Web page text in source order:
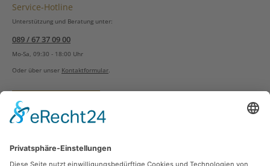
Service-Hotline
Unterstützung und Beratung unter:
089 / 67 37 09 00
Mo-Sa, 09:30 - 18:00 Uhr
Oder über unser Kontaktformular.
Vertrag widerrufen
Zahlungsarten